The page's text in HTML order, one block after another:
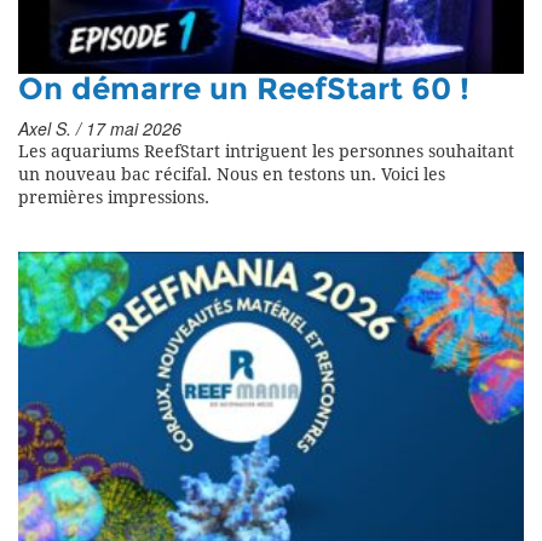
On démarre un ReefStart 60 !
Axel S. / 17 mai 2026
Les aquariums ReefStart intriguent les personnes souhaitant
un nouveau bac récifal. Nous en testons un. Voici les
premières impressions.